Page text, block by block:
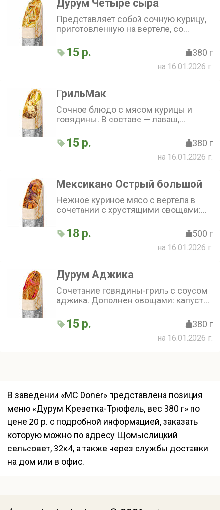
Дурум Четыре сыра
Представляет собой сочную курицу,
приготовленную на вертеле, со
видами сыра. Огурец и пекинская
капуста добавят блюду свежести, а
сыры чеддер, пармезан, сливочный и
Сырный соус гармонично объединит
все ингредиенты
15 р. 380 г
на 16.01.2026 г.
ГрильМак
Сочное блюдо с мясом курицы и
говядины. В составе — лаваш,
огурец, лук и капуста. Сметанный
соус придаёт мягкость вкусу. Соус
гриль добавляет пикантности.
текстуры
15 р. 380 г
на 16.01.2026 г.
Мексикано Острый большой
Нежное куриное мясо с вертела в
сочетании с хрустящими овощами:
кукурузой. Острый халапеньо
добавляет пикантности, а фирменный
соус завершает вкусовую
тонкий лаваш
18 р. 500 г
на 16.01.2026 г.
Дурум Аджика
Сочетание говядины-гриль с соусом
аджика. Дополнен овощами: капуста
маринованным, томатом и
маринованным луком
15 р. 380 г
на 16.01.2026 г.
В заведении «MC Doner» представлена позиция
меню «Дурум Креветка-Трюфель, вес 380 г» по
цене 20 р. с подробной информацией, заказать
которую можно по адресу Щомыслицкий
сельсовет, 32к4, а также через службы доставки
на дом или в офис.